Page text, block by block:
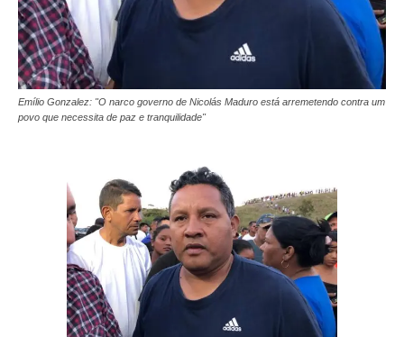
Emílio Gonzalez: "O narco governo de Nicolás Maduro está arremetendo contra um
povo que necessita de paz e tranquilidade"